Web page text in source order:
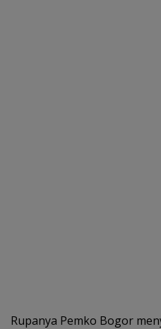
Rupanya Pemko Bogor